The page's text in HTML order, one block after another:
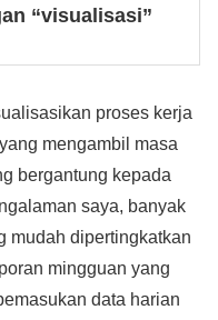
“visualisasi”
proses kerja
mengambil masa
bergantung kepada
saya, banyak
mudah dipertingkatkan
mingguan yang
data harian